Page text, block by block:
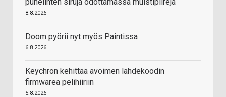
8.8.2026
Doom pyörii nyt myös Paintissa
6.8.2026
Keychron kehittää avoimen lähdekoodin
firmwarea pelihiiriin
5.8.2026